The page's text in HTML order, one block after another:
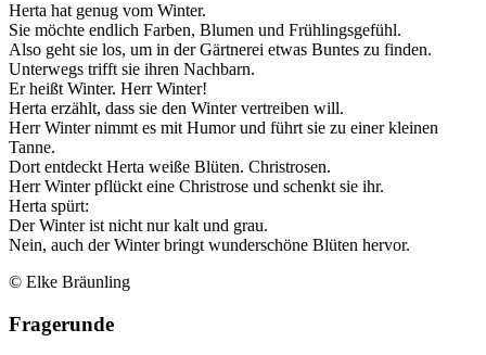
Herta hat genug vom Winter.
Sie möchte endlich Farben, Blumen und Frühlingsgefühl.
Also geht sie los, um in der Gärtnerei etwas Buntes zu finden.
Unterwegs trifft sie ihren Nachbarn.
Er heißt Winter. Herr Winter!
Herta erzählt, dass sie den Winter vertreiben will.
Herr Winter nimmt es mit Humor und führt sie zu einer kleinen
Tanne.
Dort entdeckt Herta weiße Blüten. Christrosen.
Herr Winter pflückt eine Christrose und schenkt sie ihr.
Herta spürt:
Der Winter ist nicht nur kalt und grau.
Nein, auch der Winter bringt wunderschöne Blüten hervor.
© Elke Bräunling
Fragerunde